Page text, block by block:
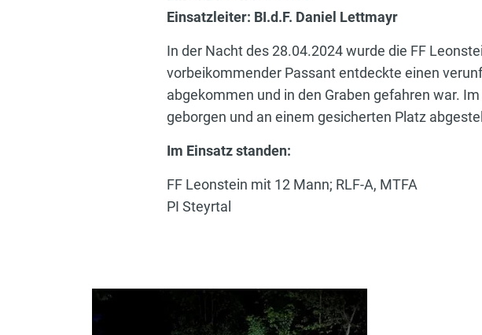
Einsatzleiter: BI.d.F. Daniel Lettmayr
In der Nacht des 28.04.2024 wurde die FF
vorbeikommender Passant entdeckte einen
abgekommen und in den Graben gefahren war.
geborgen und an einem gesicherten Platz
Im Einsatz standen:
FF Leonstein mit 12 Mann; RLF-A, MTFA
PI Steyrtal